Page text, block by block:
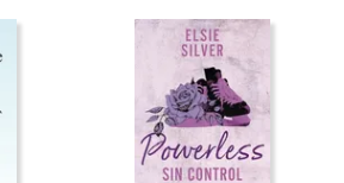
Rápido